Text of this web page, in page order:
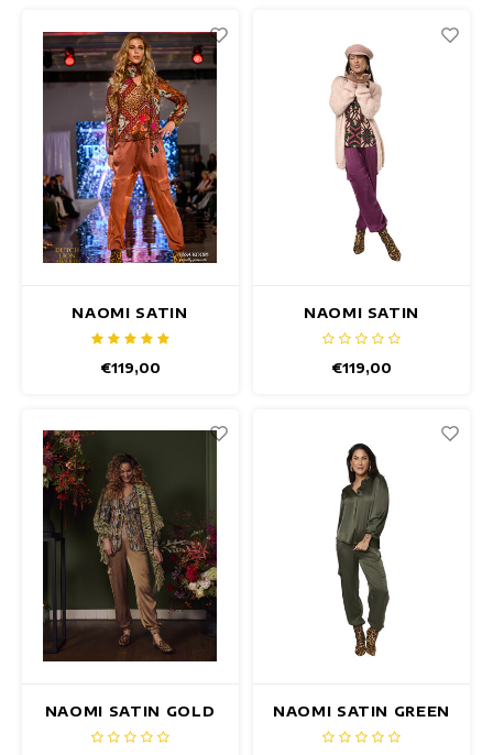
NAOMI SATIN
SIENNA BROEK
€119,00
NAOMI SATIN
AUBERGINE BROEK
€119,00
NAOMI SATIN GOLD
BROEK
NAOMI SATIN GREEN
BROEK